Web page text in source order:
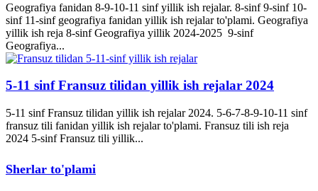
Geografiya fanidan 8-9-10-11 sinf yillik ish rejalar. 8-sinf 9-sinf 10-
sinf 11-sinf geografiya fanidan yillik ish rejalar to'plami. Geografiya
yillik ish reja 8-sinf Geografiya yillik 2024-2025 9-sinf
Geografiya...
5-11 sinf Fransuz tilidan yillik ish rejalar 2024
5-11 sinf Fransuz tilidan yillik ish rejalar 2024. 5-6-7-8-9-10-11 sinf
fransuz tili fanidan yillik ish rejalar to'plami. Fransuz tili ish reja
2024 5-sinf Fransuz tili yillik...
Sherlar to'plami